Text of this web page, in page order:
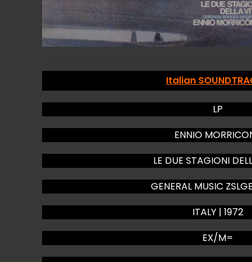
Italian
LP
ENNIO
LE DUE STAGIONI
GENERAL MUSIC
ITALY | 1972
EX/M=